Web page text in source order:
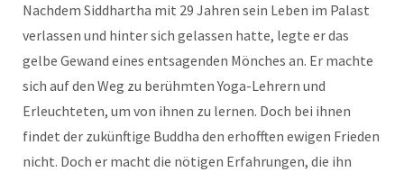
Nachdem Siddhartha mit 29 Jahren sein Leben im Palast
verlassen und hinter sich gelassen hatte, legte er das
gelbe Gewand eines entsagenden Mönches an. Er machte
sich auf den Weg zu berühmten Yoga-Lehrern und
Erleuchteten, um von ihnen zu lernen. Doch bei ihnen
findet der zukünftige Buddha den erhofften ewigen Frieden
nicht. Doch er macht die nötigen Erfahrungen, die ihn